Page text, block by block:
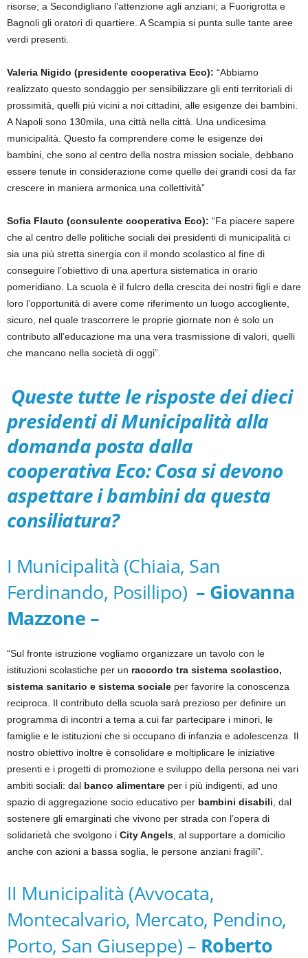
risorse; a Secondigliano l’attenzione agli anziani; a Fuorigrotta e
Bagnoli gli oratori di quartiere. A Scampia si punta sulle tante aree
verdi presenti.
Valeria Nigido (presidente cooperativa Eco): “Abbiamo
realizzato questo sondaggio per sensibilizzare gli enti territoriali di
prossimità, quelli più vicini a noi cittadini, alle esigenze dei bambini.
A Napoli sono 130mila, una città nella città. Una undicesima
municipalità. Questo fa comprendere come le esigenze dei
bambini, che sono al centro della nostra mission sociale, debbano
essere tenute in considerazione come quelle dei grandi così da far
crescere in maniera armonica una collettività”
Sofia Flauto (consulente cooperativa Eco): “Fa piacere sapere
che al centro delle politiche sociali dei presidenti di municipalità ci
sia una più stretta sinergia con il mondo scolastico al fine di
conseguire l’obiettivo di una apertura sistematica in orario
pomeridiano. La scuola è il fulcro della crescita dei nostri figli e dare
loro l’opportunità di avere come riferimento un luogo accogliente,
sicuro, nel quale trascorrere le proprie giornate non è solo un
contributo all’educazione ma una vera trasmissione di valori, quelli
che mancano nella società di oggi”.
Queste tutte le risposte dei dieci
presidenti di Municipalità alla
domanda posta dalla
cooperativa Eco: Cosa si devono
aspettare i bambini da questa
consiliatura?
I Municipalità (Chiaia, San
Ferdinando, Posillipo) – Giovanna
Mazzone –
“Sul fronte istruzione vogliamo organizzare un tavolo con le
istituzioni scolastiche per un raccordo tra sistema scolastico,
sistema sanitario e sistema sociale per favorire la conoscenza
reciproca. Il contributo della scuola sarà prezioso per definire un
programma di incontri a tema a cui far partecipare i minori, le
famiglie e le istituzioni che si occupano di infanzia e adolescenza. Il
nostro obiettivo inoltre è consolidare e moltiplicare le iniziative
presenti e i progetti di promozione e sviluppo della persona nei vari
ambiti sociali: dal banco alimentare per i più indigenti, ad uno
spazio di aggregazione socio educativo per bambini disabili , dal
sostenere gli emarginati che vivono per strada con l’opera di
solidarietà che svolgono i City Angels , al supportare a domicilio
anche con azioni a bassa soglia, le persone anziani fragili”.
II Municipalità (Avvocata,
Montecalvario, Mercato, Pendino,
Porto, San Giuseppe) – Roberto